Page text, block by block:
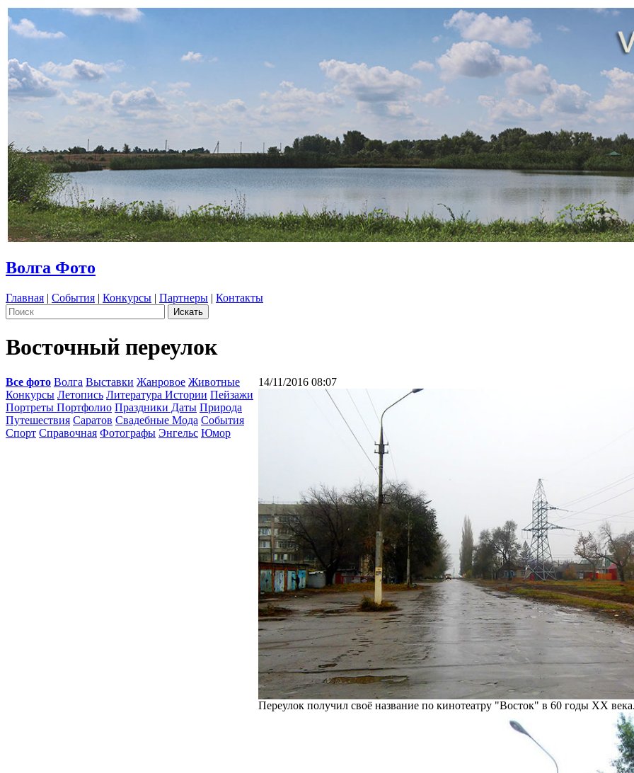
Волга Фото
Главная | События | Конкурсы | Партнеры | Контакты
Восточный переулок
Все фото Волга Выставки Жанровое Животные
Конкурсы Летопись Литература Истории Пейзажи
Портреты Портфолио Праздники Даты Природа
Путешествия Саратов Свадебные Мода События
Спорт Справочная Фотографы Энгельс Юмор
14/11/2016 08:07
Переулок получил своё название по кинотеатру "Восток" в 60 годы ХХ